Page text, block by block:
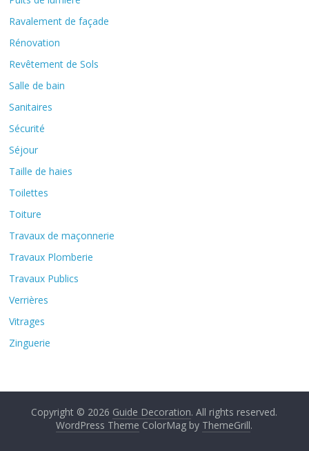
Ravalement de façade
Rénovation
Revêtement de Sols
Salle de bain
Sanitaires
Sécurité
Séjour
Taille de haies
Toilettes
Toiture
Travaux de maçonnerie
Travaux Plomberie
Travaux Publics
Verrières
Vitrages
Zinguerie
Copyright © 2026 Guide Decoration. All rights reserved.
WordPress Theme ColorMag by ThemeGrill.